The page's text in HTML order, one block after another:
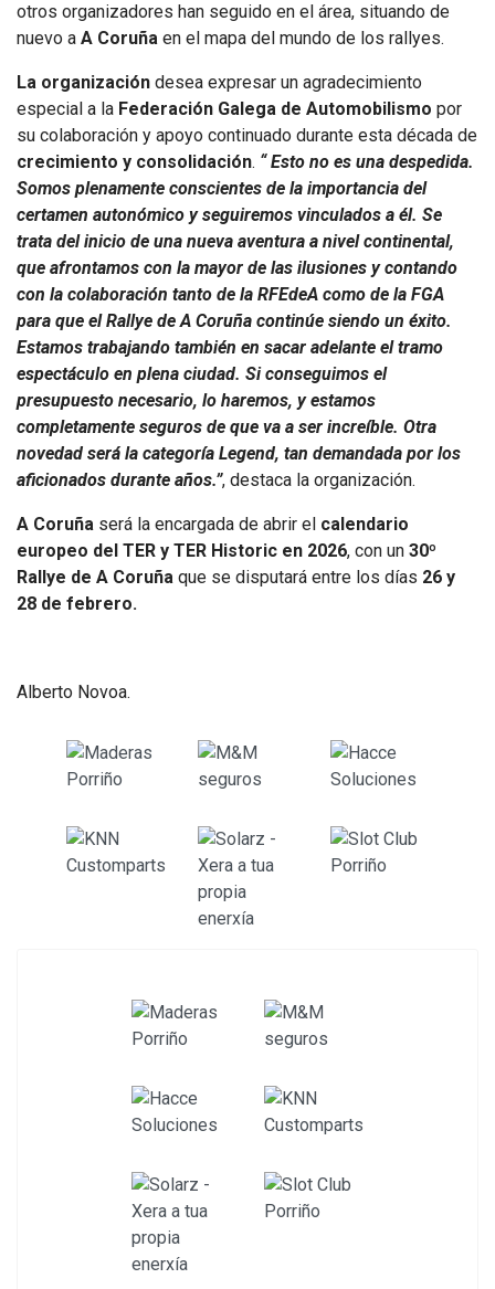
otros organizadores han seguido en el área, situando de
nuevo a A Coruña en el mapa del mundo de los rallyes.
La organización desea expresar un agradecimiento
especial a la Federación Galega de Automobilismo por
su colaboración y apoyo continuado durante esta década de
crecimiento y consolidación. “ Esto no es una despedida.
Somos plenamente conscientes de la importancia del
certamen autonómico y seguiremos vinculados a él. Se
trata del inicio de una nueva aventura a nivel continental,
que afrontamos con la mayor de las ilusiones y contando
con la colaboración tanto de la RFEdeA como de la FGA
para que el Rallye de A Coruña continúe siendo un éxito.
Estamos trabajando también en sacar adelante el tramo
espectáculo en plena ciudad. Si conseguimos el
presupuesto necesario, lo haremos, y estamos
completamente seguros de que va a ser increíble. Otra
novedad será la categoría Legend, tan demandada por los
aficionados durante años.”, destaca la organización.
A Coruña será la encargada de abrir el calendario
europeo del TER y TER Historic en 2026, con un 30º
Rallye de A Coruña que se disputará entre los días 26 y
28 de febrero.
Alberto Novoa.